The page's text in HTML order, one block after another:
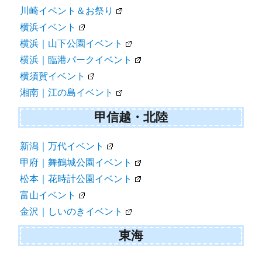
川崎イベント＆お祭り
横浜イベント
横浜｜山下公園イベント
横浜｜臨港パークイベント
横須賀イベント
湘南｜江の島イベント
甲信越・北陸
新潟｜万代イベント
甲府｜舞鶴城公園イベント
松本｜花時計公園イベント
富山イベント
金沢｜しいのきイベント
東海